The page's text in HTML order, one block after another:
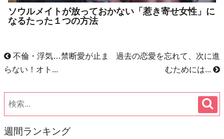
ソウルメイトが放っておかない「惹き寄せ女性」に
なるたった１つの方法
不倫・浮気…禁断愛が止ま
らない！オト...
過去の恋愛を忘れて、次に進
むためには...
週間ランキング